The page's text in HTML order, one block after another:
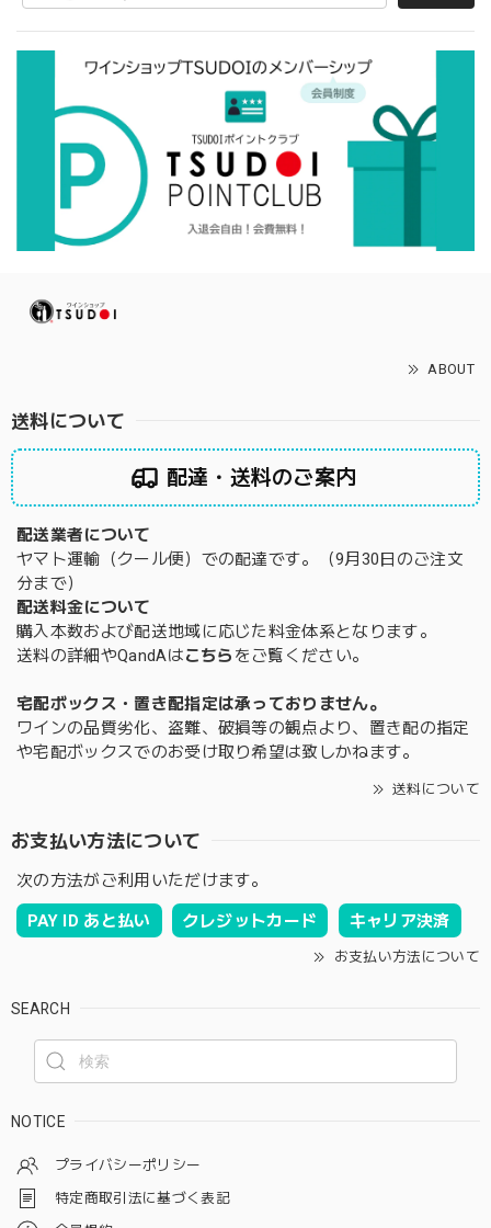
ABOUT
送料について
配達・送料のご案内
配送業者について
ヤマト運輸（クール便）での配達です。（9月30日のご注文
分まで）
配送料金について
購入本数および配送地域に応じた料金体系となります。
送料の詳細やQandAはこちら をご覧ください。
宅配ボックス・置き配指定は承っておりません。
ワインの品質劣化、盗難、破損等の観点より、置き配の指定
や宅配ボックスでのお受け取り希望は致しかねます。
送料について
お支払い方法について
次の方法がご利用いただけます。
PAY ID あと払い クレジットカード キャリア決済
お支払い方法について
SEARCH
NOTICE
プライバシーポリシー
特定商取引法に基づく表記